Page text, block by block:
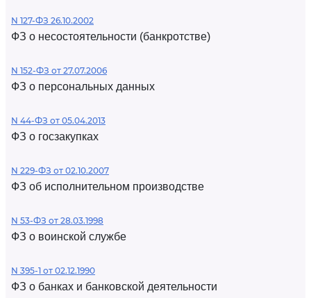
N 127-ФЗ 26.10.2002
ФЗ о несостоятельности (банкротстве)
N 152-ФЗ от 27.07.2006
ФЗ о персональных данных
N 44-ФЗ от 05.04.2013
ФЗ о госзакупках
N 229-ФЗ от 02.10.2007
ФЗ об исполнительном производстве
N 53-ФЗ от 28.03.1998
ФЗ о воинской службе
N 395-1 от 02.12.1990
ФЗ о банках и банковской деятельности